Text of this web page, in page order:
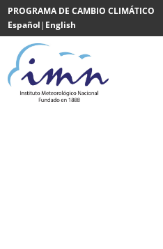
Saltar al contenido
PROGRAMA DE CAMBIO CLIMÁTICO
Español| English
Powered
by
Translate